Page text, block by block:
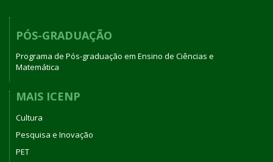
PÓS-GRADUAÇÃO
Programa de Pós-graduação em Ensino de Ciências e
Matemática
MAIS ICENP
Cultura
Pesquisa e Inovação
PET